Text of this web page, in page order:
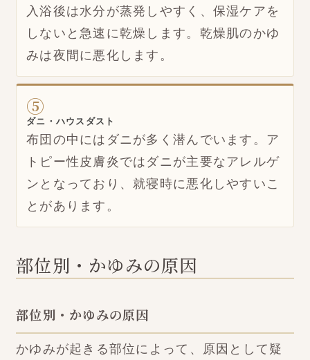
入浴後は水分が蒸発しやすく、保湿ケアを
しないと急速に乾燥します。乾燥肌のかゆ
みは夜間に悪化します。
⑤
ダニ・ハウスダスト
布団の中にはダニが多く潜んでいます。ア
トピー性皮膚炎ではダニが主要なアレルゲ
ンとなっており、就寝時に悪化しやすいこ
とがあります。
部位別・かゆみの原因
部位別・かゆみの原因
かゆみが起きる部位によって、原因として疑